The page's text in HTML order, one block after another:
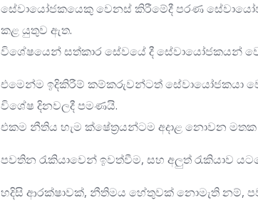
සේවායෝජකයෙකු වෙනස් කිරීමේදී පරණ
කළ යුතුව ඇත.
විශේෂයෙන් සත්කාර සේවයේ දී සේවායෝජකයන්
එමෙන්ම ඉදිකිරීම් කම්කරුවන්ටත් සේවායෝජකයා
විශේෂ දිනවලදී පමණයි.
එකම නීතිය හැම ක්ෂේත්‍රයන්ටම අදාළ නොවන මතක
පවතින රැකියාවෙන් ඉවත්වීම, සහ අලුත් රැකියාව
හදිසි ආරක්ෂාවක්, නීතිමය හේතුවක් නොමැති නම්,